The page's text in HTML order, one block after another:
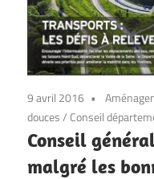
9 avril 2016
douces/ Conseil
Conseil
malgré les